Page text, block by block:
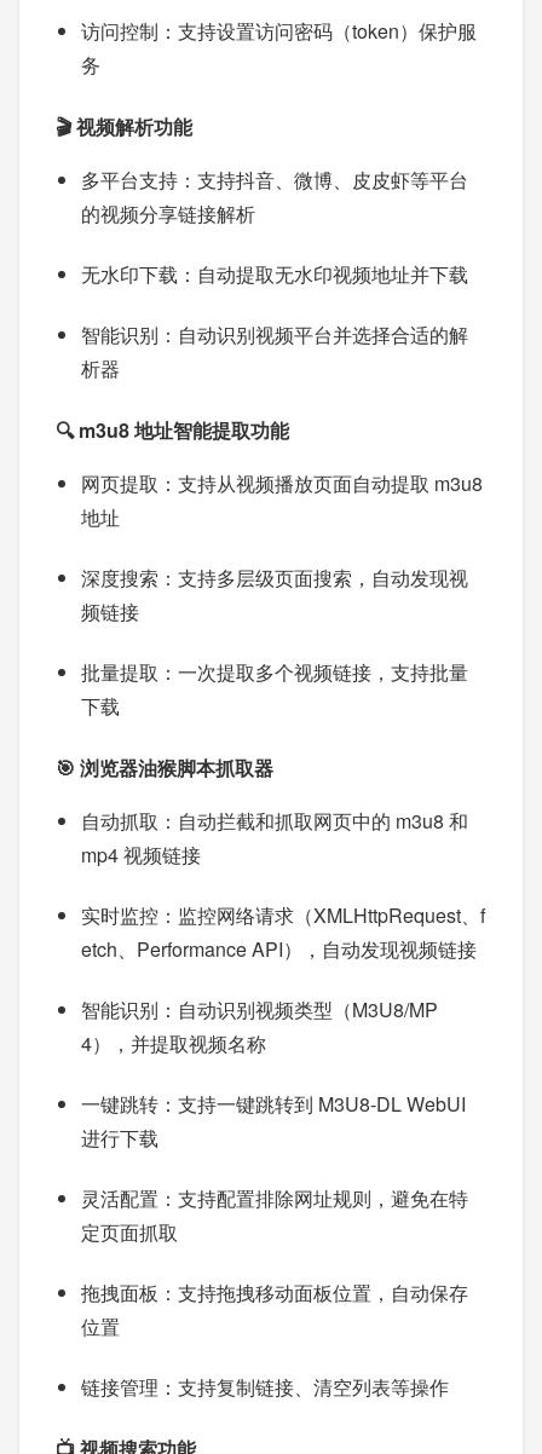
访问控制：支持设置访问密码（token）保护服
务
🎬 视频解析功能
多平台支持：支持抖音、微博、皮皮虾等平台
的视频分享链接解析
无水印下载：自动提取无水印视频地址并下载
智能识别：自动识别视频平台并选择合适的解
析器
🔍 m3u8 地址智能提取功能
网页提取：支持从视频播放页面自动提取 m3u8
地址
深度搜索：支持多层级页面搜索，自动发现视
频链接
批量提取：一次提取多个视频链接，支持批量
下载
🎯 浏览器油猴脚本抓取器
自动抓取：自动拦截和抓取网页中的 m3u8 和
mp4 视频链接
实时监控：监控网络请求（XMLHttpRequest、f
etch、Performance API），自动发现视频链接
智能识别：自动识别视频类型（M3U8/MP
4），并提取视频名称
一键跳转：支持一键跳转到 M3U8-DL WebUI
进行下载
灵活配置：支持配置排除网址规则，避免在特
定页面抓取
拖拽面板：支持拖拽移动面板位置，自动保存
位置
链接管理：支持复制链接、清空列表等操作
📺 视频搜索功能